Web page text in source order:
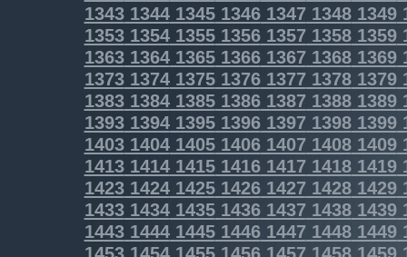
1343134413451346134713481349
1353135413551356135713581359
1363136413651366136713681369
1373137413751376137713781379
1383138413851386138713881389
1393139413951396139713981399
14031404140514061407 14081409
14131414141514161417 14181419
1423142414251426142714281429
14331434143514361437 14381439
14431444144514461447 14481449